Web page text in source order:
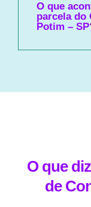
O que
parcela do
Potim –
O que
de